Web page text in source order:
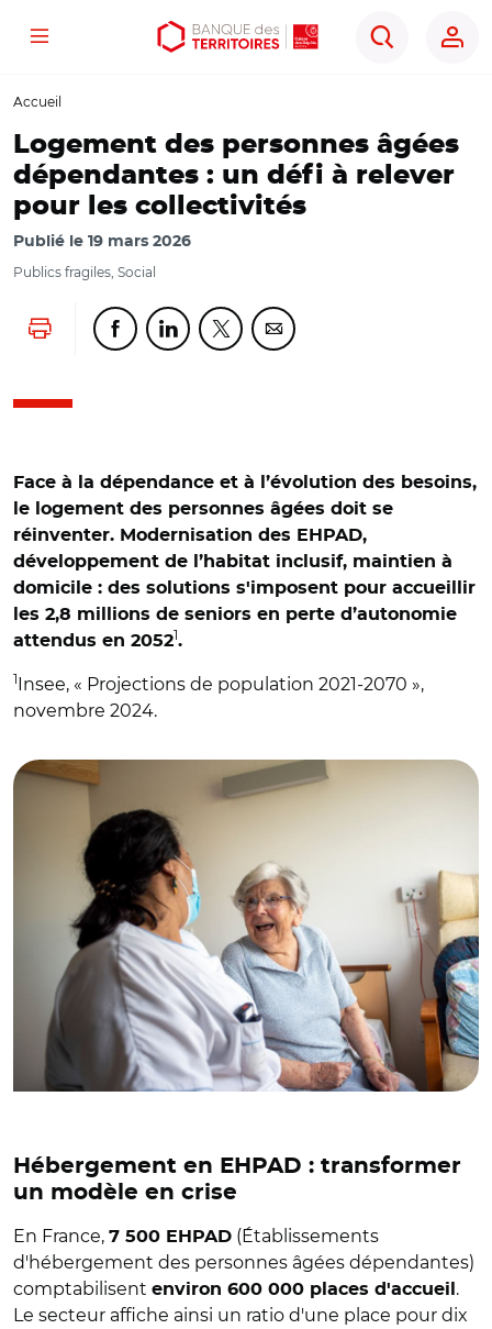
Aller
contenu
Aller
menu
Ouvrir
outils
Menu
Rechercher
Accueil
Logement des personnes âgées
dépendantes : un défi à relever
pour les collectivités
Publié le 19 mars 2026
Publics fragiles, Social
Lancer l'impressionPartager cette page sur Facebook
Partager cette page sur Linkedin
Partager cette page sur Twitter
Partager cette page sur
Face à la dépendance et à l’évolution des besoins,
le logement des personnes âgées doit se
réinventer. Modernisation des EHPAD,
développement de l’habitat inclusif, maintien à
domicile : des solutions s'imposent pour accueillir
les 2,8 millions de seniors en perte d’autonomie
attendus en 20521.
1Insee, « Projections de population 2021-2070 »,
novembre 2024.
Hébergement en EHPAD : transformer
un modèle en crise
En France, 7 500 EHPAD (Établissements
d'hébergement des personnes âgées dépendantes)
comptabilisent environ 600 000 places d'accueil .
Le secteur affiche ainsi un ratio d'une place pour dix